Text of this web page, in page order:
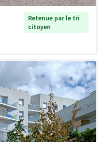
Retenue par le tri
citoyen